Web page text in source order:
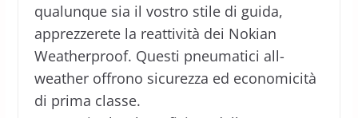
qualunque sia il vostro stile di guida,
apprezzerete la reattività dei Nokian
Weatherproof. Questi pneumatici all-
weather offrono sicurezza ed economicità
di prima classe.